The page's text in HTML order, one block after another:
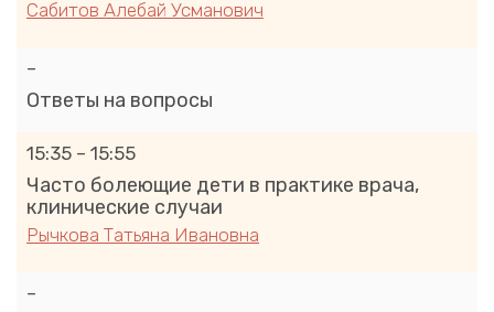
Сабитов Алебай Усманович
–
Ответы на вопросы
15:35 – 15:55
Часто болеющие дети в практике врача,
клинические случаи
Рычкова Татьяна Ивановна
–